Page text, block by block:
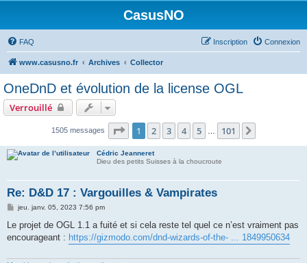
CasusNO
FAQ Connexion
Inscription
www.casusno.fr Archives Collector
OneDnD et évolution de la license OGL
Verrouillé
1505 messages Page 1sur101
1 2 3 4 5 101
Cédric Jeanneret
Dieu des petits Suisses à la choucroute
Re: D&D 17 : Vargouilles & Vampirates
M
s
a
jeu. janv. 05, 2023 7:56 pm
Le projet de OGL 1.1 a fuité et si cela reste tel quel ce n’est vraiment pas
encourageant : https://gizmodo.com/dnd-wizards-of-the- ... 1849950634